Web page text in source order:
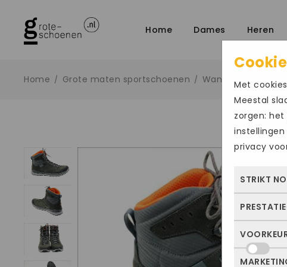
Home Dames Heren
Home / Grote maten sportschoenen / Wandelschoenen
Met
Meestal
zorgen:
privacy
STRIKT
Deze
dus
alleen
of je
Met